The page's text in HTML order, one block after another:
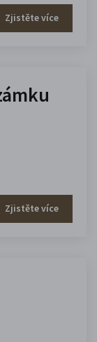
Zjistěte více
Zjistěte více